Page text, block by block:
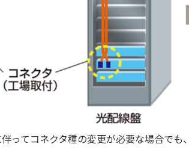
ってコネクタ種の変更が必要な場合で